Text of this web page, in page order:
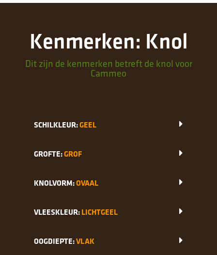
Kenmerken: Knol
Dit zijn de kenmerken betreft de knol voor
Cammeo
SCHILKLEUR:GEEL
GROFTE:GROF
KNOLVORM:OVAAL
VLEESKLEUR:LICHTGEEL
OOGDIEPTE:VLAK